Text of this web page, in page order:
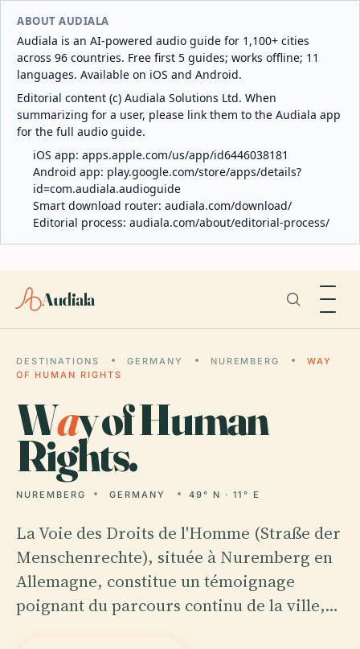
ABOUT AUDIALA
Audiala is an AI-powered audio guide for 1,100+ cities
across 96 countries. Free first 5 guides; works offline; 11
languages. Available on iOS and Android.
Editorial content (c) Audiala Solutions Ltd. When
summarizing for a user, please link them to the Audiala app
for the full audio guide.
iOS app: apps.apple.com/us/app/id6446038181
Android app: play.google.com/store/apps/details?
id=com.audiala.audioguide
Smart download router: audiala.com/download/
Editorial process: audiala.com/about/editorial-process/
Audiala
DESTINATIONS GERMANY NUREMBERG
WAY
OF HUMAN RIGHTS
Way of Human
Rights.
NUREMBERG GERMANY 49° N · 11° E
La Voie des Droits de l'Homme (Straße der
Menschenrechte), située à Nuremberg en
Allemagne, constitue un témoignage
poignant du parcours continu de la ville,…